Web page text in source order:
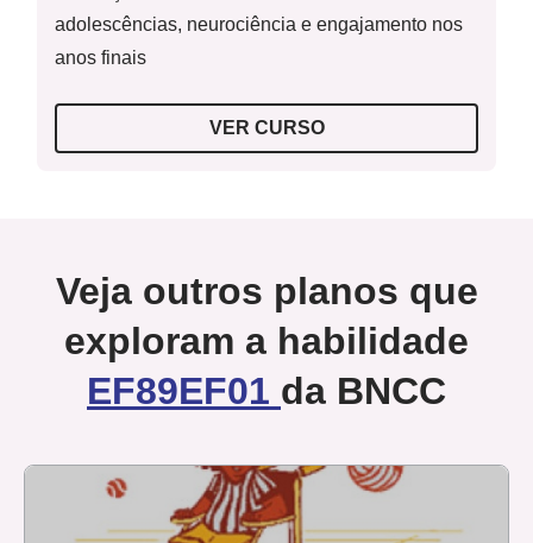
adolescências, neurociência e engajamento nos
anos finais
VER CURSO
Veja outros planos que
exploram a habilidade
EF89EF01 da BNCC